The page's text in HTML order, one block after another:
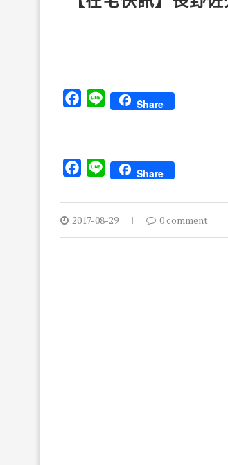
Facebook
Line Share
Facebook
Line Share
2017-08-29 0 comment